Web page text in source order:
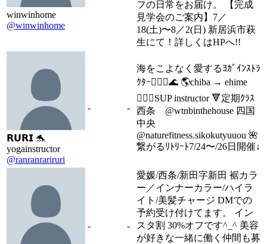
winwinhome
@winwinhome
フの日常をお届け。 【完成
見学会のご案内】7／
18(土)〜8／2(日) 新居浜市萩
生にて！詳しくはHPへ!!
𝗥‌𝗨‌𝗥‌𝗜 🐬
yogainstructor
@ranranrariruri
- -
海をこよなく愛するﾖｶﾞｲﾝｽﾄﾗ
ｸﾀｰ🧜🏾‍♀️🌊 🌎chiba → ehime
🏄🏾‍♀️SUP instructor 🔻定期ｸﾗｽ
西条 @wtnbinthehouse 四国
中央
@naturefitness.sikokutyuuou 🌺
繋がるﾘﾄﾘｰﾄ7/24〜/26日開催↓
- -
愛媛/西条/新田字新田 裾カラ
ー／インナーカラー/ハイラ
イト/美髪チャージ DMでの
予約受け付けてます。 イン
スタ割 30%オフです^_^ 美容
が好きな一緒に働く仲間も募